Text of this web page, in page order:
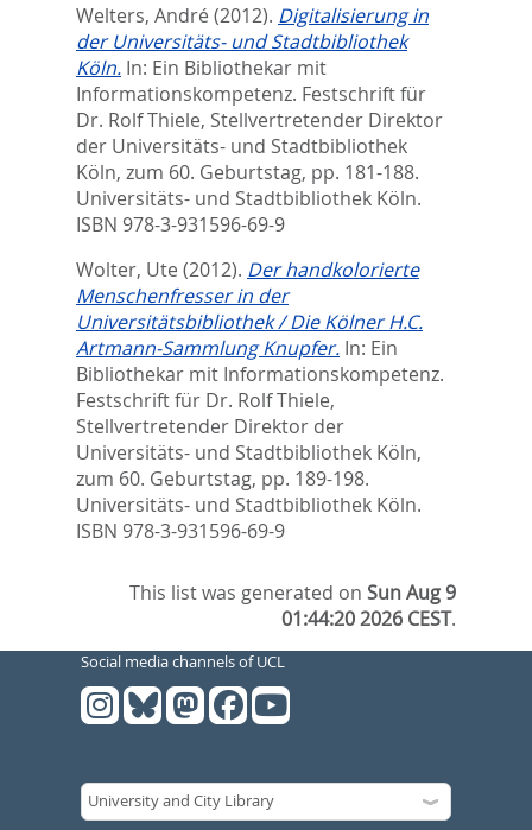
Welters, André (2012). Digitalisierung in
der Universitäts- und Stadtbibliothek
Köln. In: Ein Bibliothekar mit
Informationskompetenz. Festschrift für
Dr. Rolf Thiele, Stellvertretender Direktor
der Universitäts- und Stadtbibliothek
Köln, zum 60. Geburtstag, pp. 181-188.
Universitäts- und Stadtbibliothek Köln.
ISBN 978-3-931596-69-9
Wolter, Ute (2012). Der handkolorierte
Menschenfresser in der
Universitätsbibliothek / Die Kölner H.C.
Artmann-Sammlung Knupfer. In: Ein
Bibliothekar mit Informationskompetenz.
Festschrift für Dr. Rolf Thiele,
Stellvertretender Direktor der
Universitäts- und Stadtbibliothek Köln,
zum 60. Geburtstag, pp. 189-198.
Universitäts- und Stadtbibliothek Köln.
ISBN 978-3-931596-69-9
This list was generated onSun Aug 9
01:44:20 2026 CEST.
Social media channels of UCL